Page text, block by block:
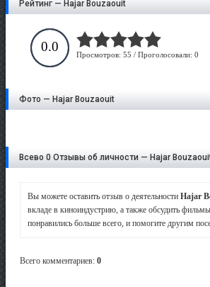
Рейтинг — Hajar Bouzaouit
0.0
Просмотров: 55 / Проголосовали: 0
Фото — Hajar Bouzaouit
Всево 0 Отзывы об личности — Hajar
Вы можете оставить отзыв о деятельности Hajar
вкладе в киноиндустрию, а также обсудить
понравились больше всего, и помогите другим
Всего комментариев: 0